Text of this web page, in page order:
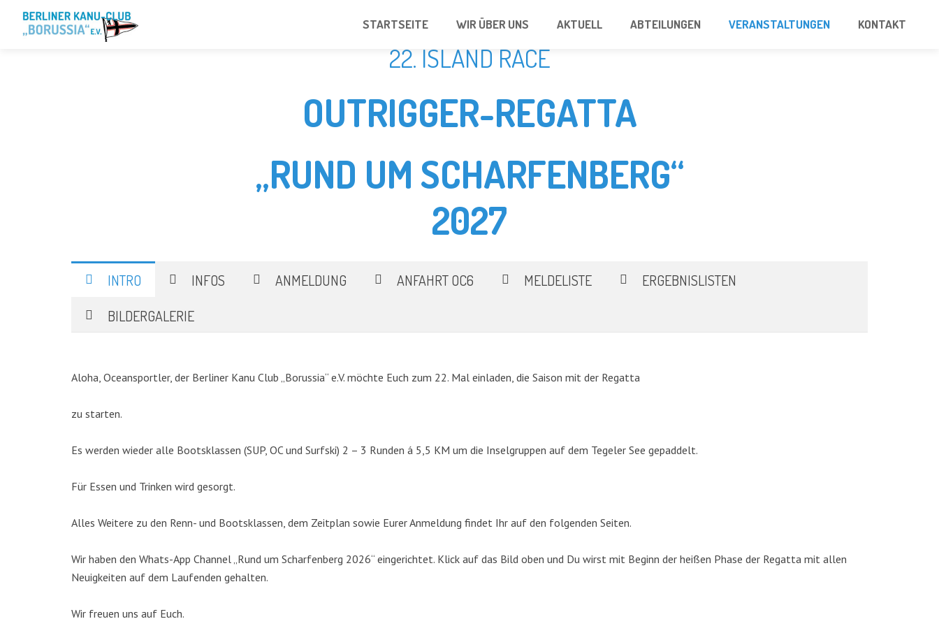
STARTSEITE WIR ÜBER UNS AKTUELL ABTEILUNGEN VERANSTALTUNGEN KONTAKT
22. ISLAND RACE
OUTRIGGER-REGATTA
„RUND UM SCHARFENBERG“
2027
INTRO INFOS ANMELDUNG ANFAHRT OC6 MELDELISTE
ERGEBNISLISTEN
BILDERGALERIE
Aloha, Oceansportler, der Berliner Kanu Club „Borussia“ e.V. möchte Euch zum 22. Mal einladen, die Saison mit der Regatta
zu starten.
Es werden wieder alle Bootsklassen (SUP, OC und Surfski) 2 – 3 Runden á 5,5 KM um die Inselgruppen auf dem Tegeler See gepaddelt.
Für Essen und Trinken wird gesorgt.
Alles Weitere zu den Renn- und Bootsklassen, dem Zeitplan sowie Eurer Anmeldung findet Ihr auf den folgenden Seiten.
Wir haben den Whats-App Channel „Rund um Scharfenberg 2026“ eingerichtet. Klick auf das Bild oben und Du wirst mit Beginn der heißen Phase der Regatta mit allen
Neuigkeiten auf dem Laufenden gehalten.
Wir freuen uns auf Euch.
Aktuell(48)
Drachenboot(47)
Kanu-Rennsport(13)
nach: